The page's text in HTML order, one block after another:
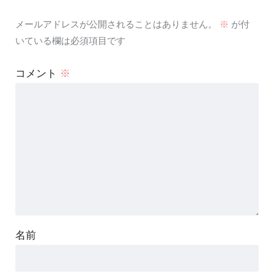
メールアドレスが公開されることはありません。 ※ が付
いている欄は必須項目です
コメント ※
名前